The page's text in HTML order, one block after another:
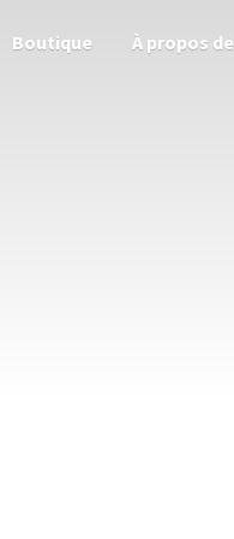
Boutique À propos de